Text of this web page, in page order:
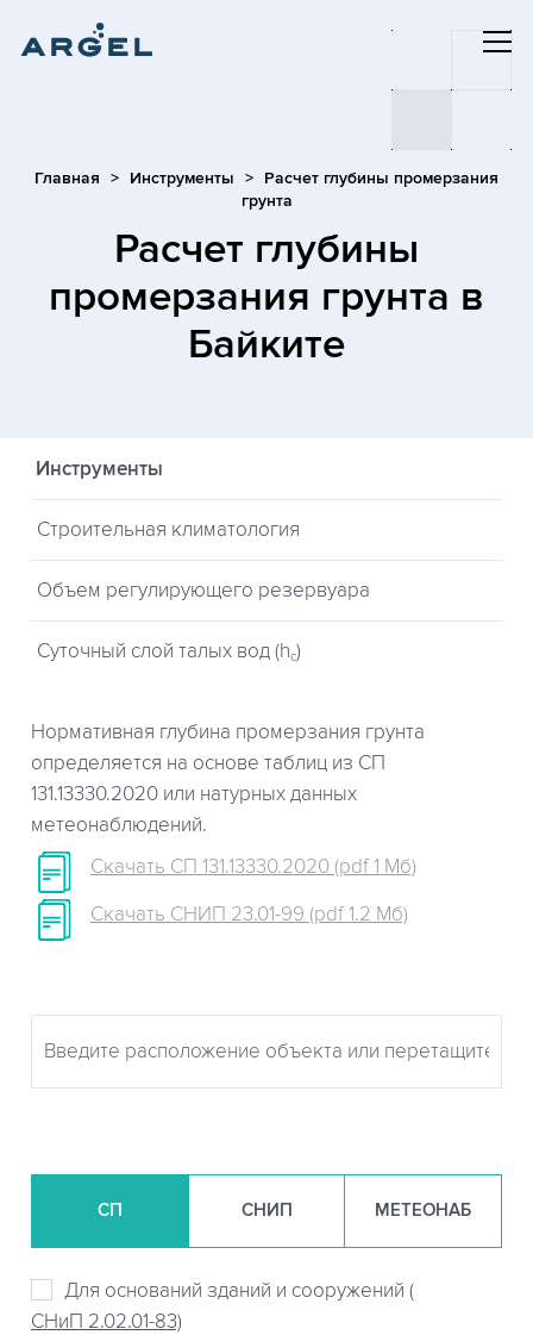
Главная Инструменты
Расчет глубины промерзания
грунта
Расчет глубины
промерзания грунта в
Байките
Инструменты
Строительная климатология
Объем регулирующего резервуара
Суточный слой талых вод (hc)
Нормативная глубина промерзания грунта
определяется на основе таблиц из СП
131.13330.2020 или натурных данных
метеонаблюдений.
Скачать СП 131.13330.2020 (pdf 1 Мб)
Скачать СНИП 23.01-99 (pdf 1.2 Мб)
СП СНИП МЕТЕОНАБ
Для оснований зданий и сооружений (
СНиП 2.02.01-83)